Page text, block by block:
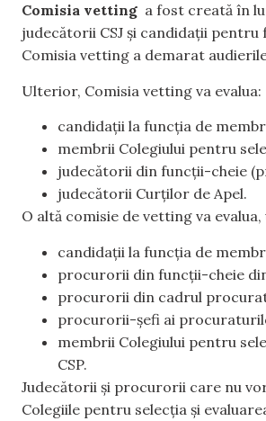
Comisia vetting a fost creată în
judecătorii CSJ și candidații pentru
Comisia vetting a demarat
Ulterior, Comisia vetting va evalua:
candidații la funcția de
membrii Colegiului pentru
judecătorii din funcții-cheie
judecătorii Curților de Apel.
O altă comisie de vetting va
candidații la funcția de
procurorii din funcții-cheie
procurorii din cadrul
procurorii-șefi ai
membrii Colegiului pentru
CSP.
Judecătorii și procurorii care nu
Colegiile pentru selecția și